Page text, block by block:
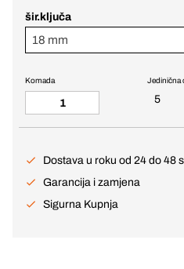
šir.ključa
18 mm
Jedinična
5
Komada
Dostava u roku od 24 do 48
Garancija i zamjena
Sigurna Kupnja